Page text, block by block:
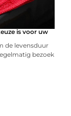
is voor uw
de levensduur
bezoek